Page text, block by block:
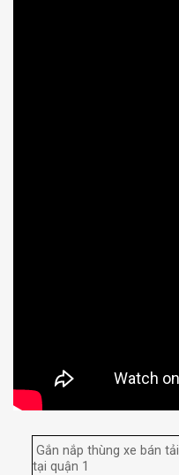
Gắn nắp thùng xe bán tải
tại quận 1